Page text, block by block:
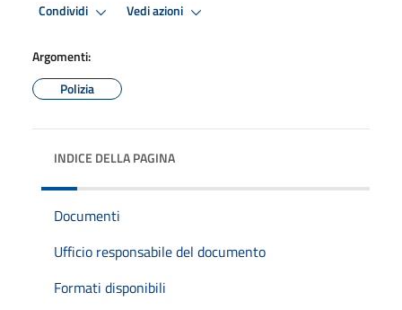
Condividi Vedi azioni
Argomenti:
Polizia
INDICE DELLA PAGINA
Documenti
Ufficio responsabile del documento
Formati disponibili